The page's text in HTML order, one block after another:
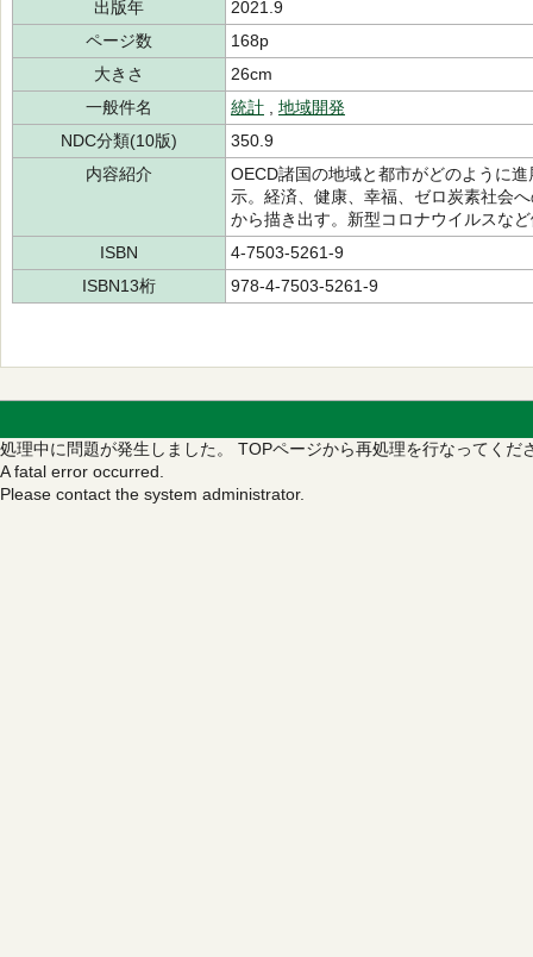
出版年
2021.9
ページ数
168p
大きさ
26cm
一般件名
統計
地域開発
NDC分類(10版)
350.9
内容紹介
OECD諸国の地域と都市がどのように
示。経済、健康、幸福、ゼロ炭素社会
から描き出す。新型コロナウイルスな
ISBN
4-7503-5261-9
ISBN13桁
978-4-7503-5261-9
処理中に問題が発生しました。 TOPページから再処理を行なってくだ
A fatal error occurred.
Please contact the system administrator.